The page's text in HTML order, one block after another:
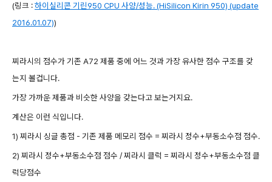
(링크 :하이실리콘 기린950 CPU 사양/성능. (HiSilicon Kirin 950) (update
2016.01.07))
찌라시의 점수가 기존 A72 제품 중에 어느 것과 가장 유사한 점수 구조를 갖
는지 볼겁니다.
가장 가까운 제품과 비슷한 사양을 갖는다고 보는거지요.
계산은 이런 식입니다.
1) 찌라시 싱글 총점 - 기존 제품 메모리 점수 = 찌라시 정수+부동소수점 점수.
2) 찌라시 정수+부동소수점 점수 / 찌라시 클럭 = 찌라시 정수+부동소수점 클
럭당점수